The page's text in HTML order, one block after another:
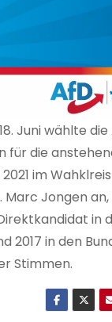
Juni wählte
für die
im
Marc Jongen
in
2017 in den
Stimmen.